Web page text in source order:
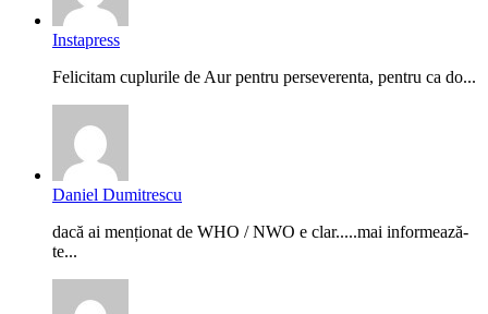
Instapress
Felicitam cuplurile de Aur pentru perseverenta, pentru ca do...
Daniel Dumitrescu
dacă ai menționat de WHO / NWO e clar.....mai informează-
te...